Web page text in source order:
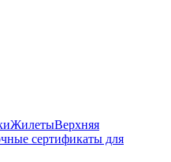
ЖилетыВерхняя
сертификаты для